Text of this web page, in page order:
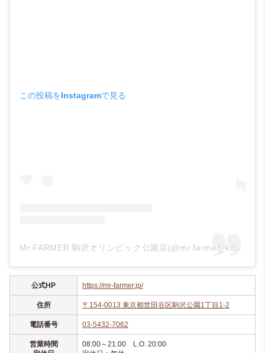
この投稿をInstagramで見る
公式HP https://mr-farmer.jp/
住所 〒154-0013 東京都世田谷区駒沢公園1丁目1-2
電話番号 03-5432-7062
営業時間
08:00～21:00 L.O. 20:00